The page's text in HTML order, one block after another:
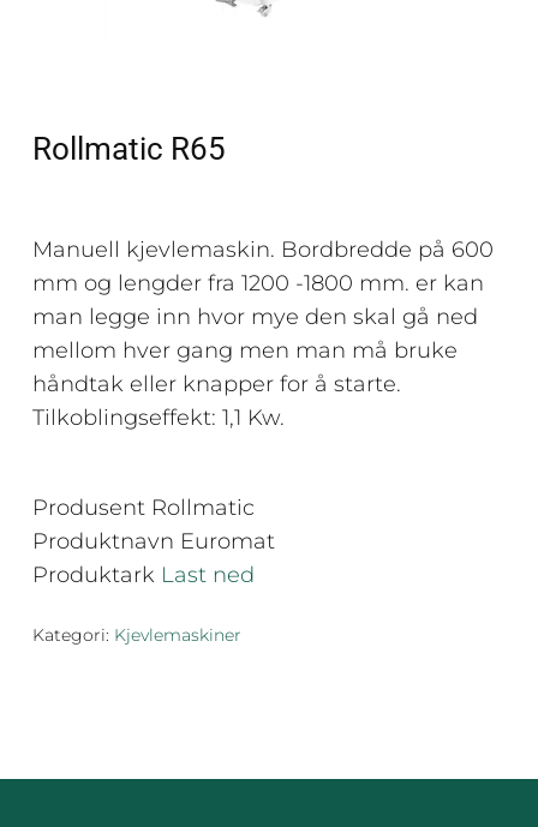
Rollmatic R65
Manuell kjevlemaskin. Bordbredde på 600
mm og lengder fra 1200 -1800 mm. er kan
man legge inn hvor mye den skal gå ned
mellom hver gang men man må bruke
håndtak eller knapper for å starte.
Tilkoblingseffekt: 1,1 Kw.
Produsent Rollmatic
Produktnavn Euromat
Produktark Last ned
Kategori: Kjevlemaskiner